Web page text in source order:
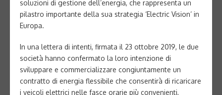
soluzioni di gestione dell’energia, che rappresenta un
pilastro importante della sua strategia ‘Electric Vision’ in
Europa.
In una lettera di intenti, firmata il 23 ottobre 2019, le due
società hanno confermato la loro intenzione di
sviluppare e commercializzare congiuntamente un
contratto di energia flessibile che consentirà di ricaricare
i veicoli elettrici nelle fasce orarie più convenienti,